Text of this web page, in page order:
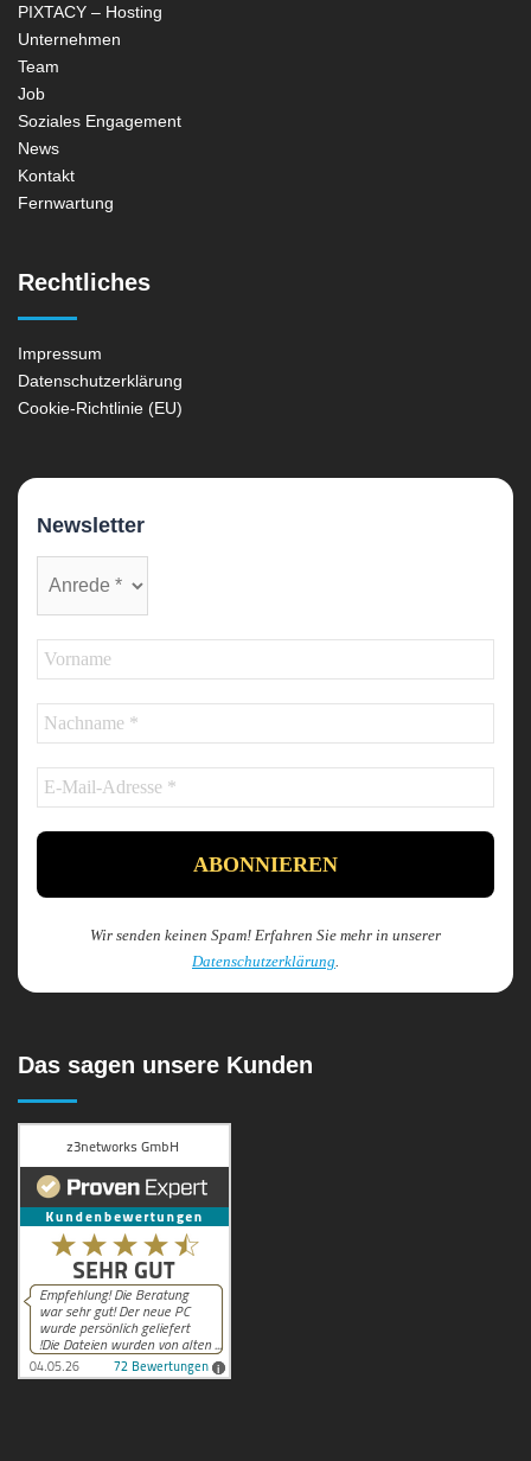
PIXTACY – Hosting
Unternehmen
Team
Job
Soziales Engagement
News
Kontakt
Fernwartung
Rechtliches
Impressum
Datenschutzerklärung
Cookie-Richtlinie (EU)
Newsletter
Wir senden keinen Spam! Erfahren Sie mehr in unserer
Datenschutzerklärung.
Das sagen unsere Kunden